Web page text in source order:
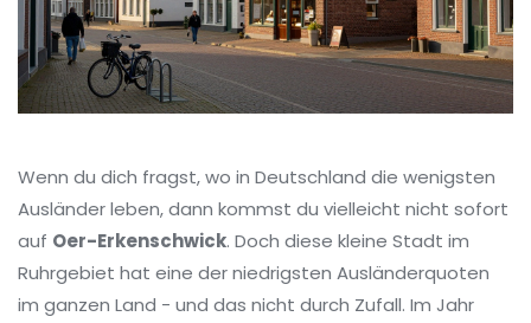
Wenn du dich fragst, wo in Deutschland die wenigsten
Ausländer leben, dann kommst du vielleicht nicht sofort
auf Oer-Erkenschwick. Doch diese kleine Stadt im
Ruhrgebiet hat eine der niedrigsten Ausländerquoten
im ganzen Land - und das nicht durch Zufall. Im Jahr